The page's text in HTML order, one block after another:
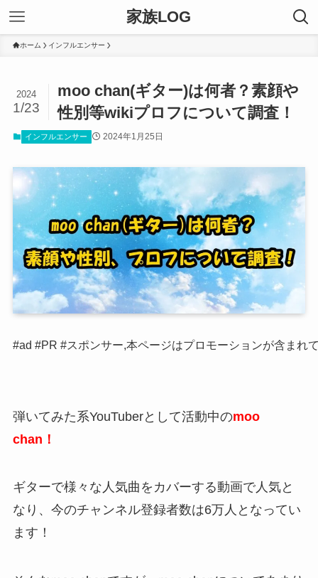
家族LOG
ホーム インフルエンサー
moo chan(ギター)は何者？素顔や
性別等wikiプロフについて調査！
2024
1/23
インフルエンサー 2024年1月25日
#ad #PR #スポンサー,本ページはプロモーションが含まれ
弾いてみた系YouTuberとして活動中のmoo
chan！
ギターで様々な人気曲をカバーする動画で人気と
なり、今のチャンネル登録者数は6万人となってい
ます！